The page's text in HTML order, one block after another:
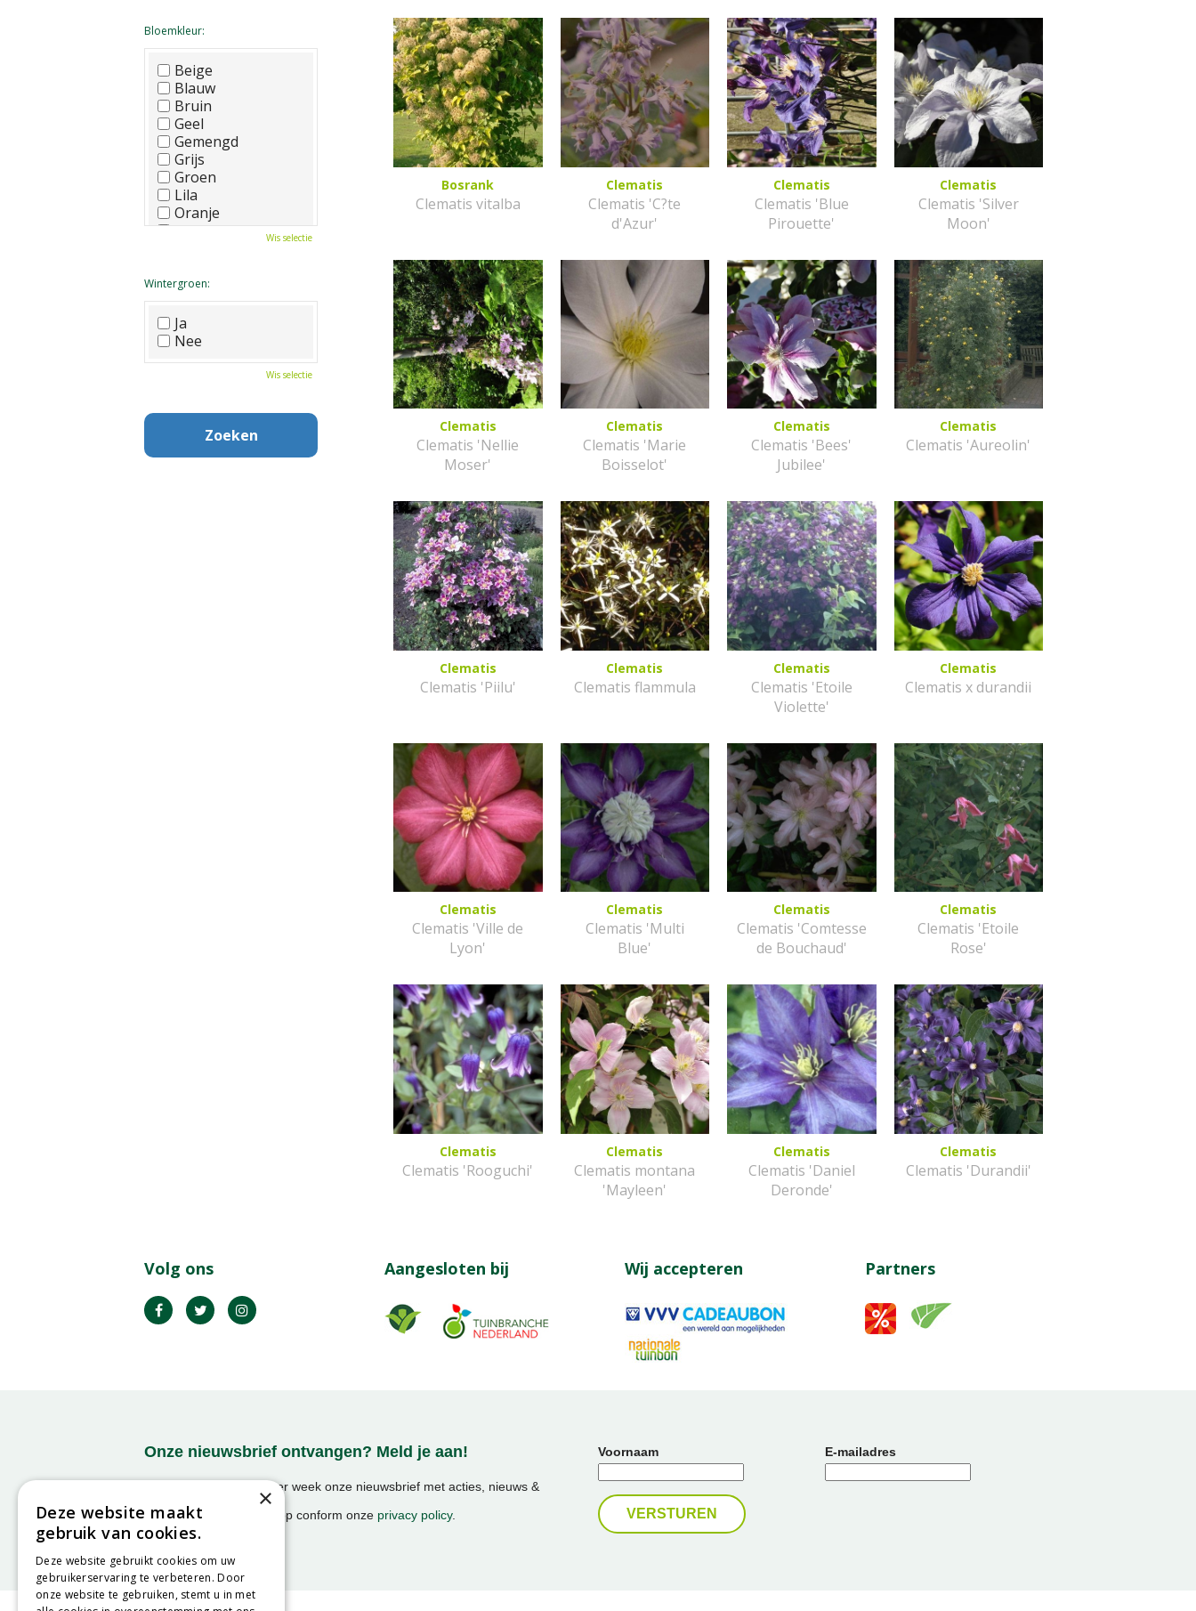
Bosrank
Clematis vitalba
Clematis
Clematis 'C?te
d'Azur'
Clematis
Clematis 'Blue
Pirouette'
Clematis
Clematis 'Silver
Moon'
Clematis
Clematis 'Nellie
Moser'
Clematis
Clematis 'Marie
Boisselot'
Clematis
Clematis 'Bees'
Jubilee'
Clematis
Clematis 'Aureolin'
Clematis
Clematis 'Piilu'
Clematis
Clematis flammula
Clematis
Clematis 'Etoile
Violette'
Clematis
Clematis x durandii
Clematis
Clematis 'Ville de
Lyon'
Clematis
Clematis 'Multi
Blue'
Clematis
Clematis 'Comtesse
de Bouchaud'
Clematis
Clematis 'Etoile
Rose'
Clematis
Clematis 'Rooguchi'
Clematis
Clematis montana
'Mayleen'
Clematis
Clematis 'Daniel
Deronde'
Clematis
Clematis 'Durandii'
Bloemkleur:
Beige
Blauw
Bruin
Geel
Gemengd
Grijs
Groen
Lila
Oranje
Paars
Wit
Zwart
Wis selectie
Wintergroen:
Ja
Nee
Wis selectie
Volg ons Aangesloten bij Wij accepteren Partners
Onze nieuwsbrief ontvangen? Meld je aan!
Ontvang ongeveer 1x per week onze nieuwsbrief met acties, nieuws &
We slaan uw gegevens op conform onze privacy policy.
Voornaam E-mailadres
×
Deze website maakt
gebruik van cookies.
Deze website gebruikt cookies om uw
gebruikerservaring te verbeteren. Door
onze website te gebruiken, stemt u in met